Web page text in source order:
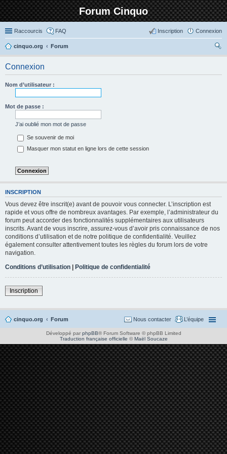
Forum Cinquo
Raccourcis FAQ Connexion
Inscription
cinquo.org
Forum
Connexion
Nom d’utilisateur :
Mot de passe :
J’ai oublié mon mot de passe
Se souvenir de moi
Masquer mon statut en ligne lors de cette session
INSCRIPTION
Vous devez être inscrit(e) avant de pouvoir vous connecter. L’inscription est
rapide et vous offre de nombreux avantages. Par exemple, l’administrateur du
forum peut accorder des fonctionnalités supplémentaires aux utilisateurs
inscrits. Avant de vous inscrire, assurez-vous d’avoir pris connaissance de nos
conditions d’utilisation et de notre politique de confidentialité. Veuillez
également consulter attentivement toutes les règles du forum lors de votre
navigation.
Conditions d’utilisation | Politique de confidentialité
Inscription
cinquo.org Forum L’équipe
Nous contacter
Développé par phpBB® Forum Software © phpBB Limited
Traduction française officielle ©Maël Soucaze